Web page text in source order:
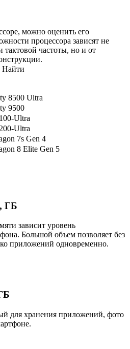
можно оценить его
процессора зависят не
тактовой частоты, но и от
Найти
8500 Ultra
9500
Ultra
Ultra
7s Gen 4
8 Elite Gen 5
ГБ
зависит уровень
Большой объем позволяет без
приложений одновременно.
для хранения приложений, фото